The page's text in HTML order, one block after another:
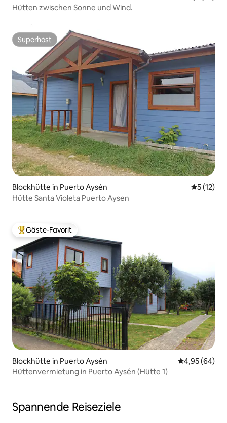
Hütten zwischen Sonne und Wind.
Superhost
Superhost
Blockhütte in Puerto Aysén
5 (12)
Hütte Santa Violeta Puerto Aysen
Beliebter Gäste-Favorit.
Gäste-Favorit
Blockhütte in Puerto Aysén
4,95 (64)
Hüttenvermietung in Puerto Aysén (Hütte 1)
Spannende Reiseziele